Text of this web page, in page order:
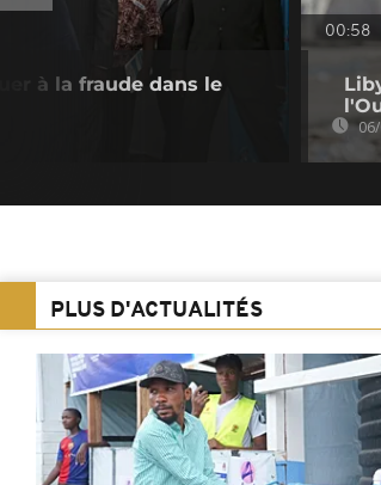
à la fraude dans le
00:58
06/
PLUS D'ACTUALITÉS